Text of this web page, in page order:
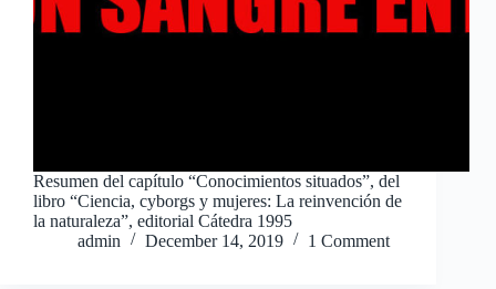
Resumen del capítulo “Conocimientos situados”, del
libro “Ciencia, cyborgs y mujeres: La reinvención de
la naturaleza”, editorial Cátedra 1995
admin
December 14, 2019 1 Comment